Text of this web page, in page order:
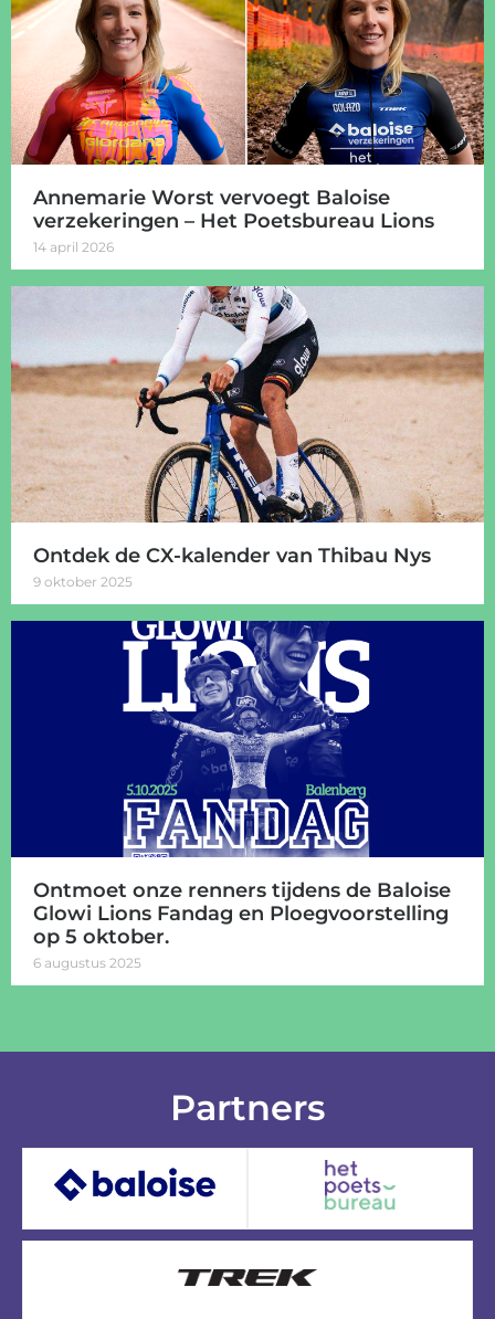
Annemarie Worst vervoegt Baloise
verzekeringen – Het Poetsbureau Lions
14 april 2026
Ontdek de CX-kalender van Thibau Nys
9 oktober 2025
Ontmoet onze renners tijdens de Baloise
Glowi Lions Fandag en Ploegvoorstelling
op 5 oktober.
6 augustus 2025
Partners